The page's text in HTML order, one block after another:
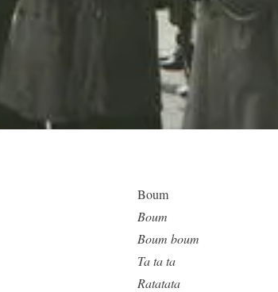
Boum
Boum
Boum boum
Ta ta ta
Ratatata